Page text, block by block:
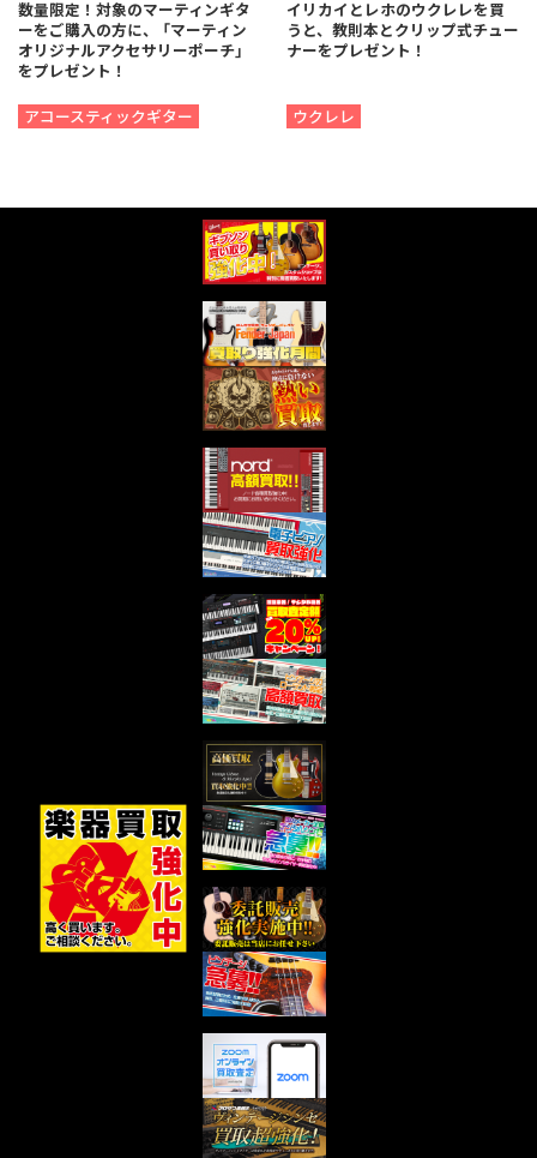
数量限定！対象のマーティンギタ
ーをご購入の方に、 「マーティン
オリジナルアクセサリーポーチ」
をプレゼント！
アコースティックギター
イリカイとレホのウクレレを買
うと、教則本とクリップ式チュー
ナーをプレゼント！
ウクレレ